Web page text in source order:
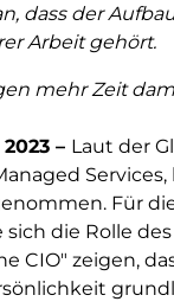
dass der
Arbeit gehört.
mehr Zeit
– Laut der
Für
die Rolle
CIO" zeigen,